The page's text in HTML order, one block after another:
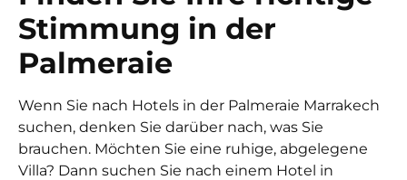
Stimmung in der
Palmeraie
Wenn Sie nach Hotels in der Palmeraie Marrakech
suchen, denken Sie darüber nach, was Sie
brauchen. Möchten Sie eine ruhige, abgelegene
Villa? Dann suchen Sie nach einem Hotel in